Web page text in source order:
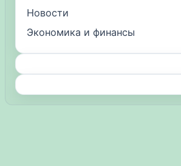
Новости
Экономика и финансы